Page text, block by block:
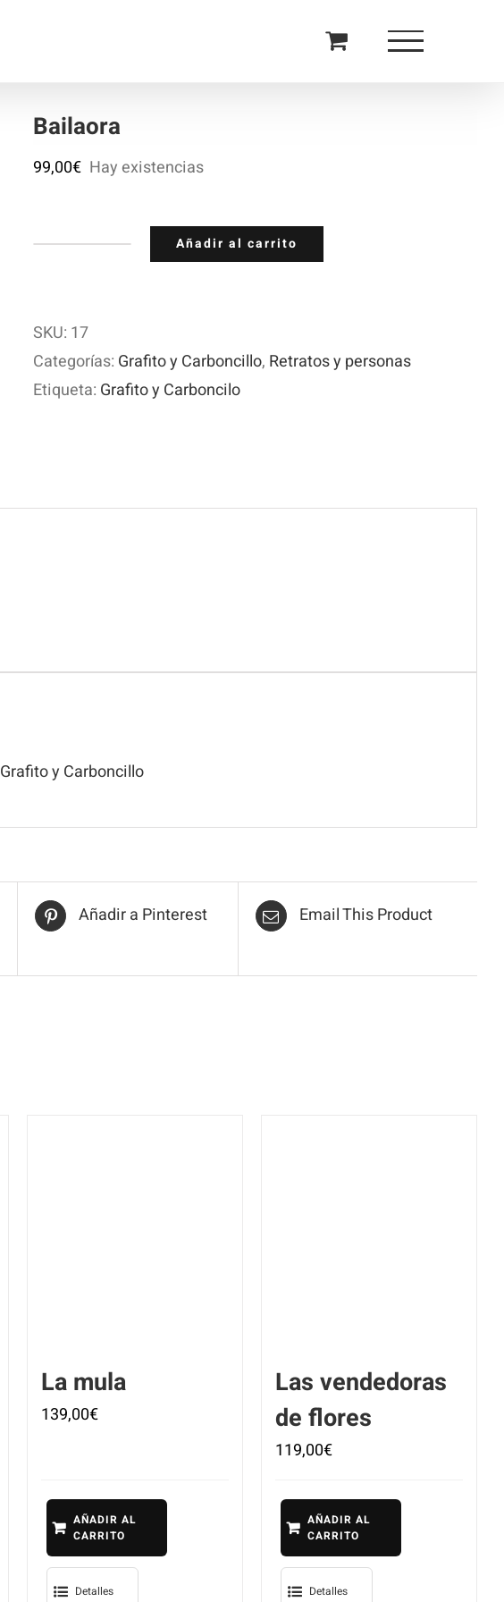
Bailaora
99,00€ Hay existencias
Añadir al carrito
SKU: 17
Categorías: Grafito y Carboncillo, Retratos y personas
Etiqueta: Grafito y Carboncilo
Grafito y Carboncillo
Añadir a Pinterest Email This Product
La mula
139,00€
AÑADIR AL
CARRITO
Detalles
Las vendedoras
de flores
119,00€
AÑADIR AL
CARRITO
Detalles